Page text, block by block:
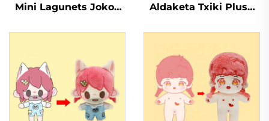
Mini Lagunets Jokoa
Jokoen Betetzeak
aldaketa
Aldaketa Txiki Plush
Giltzarri Plush Jokoa